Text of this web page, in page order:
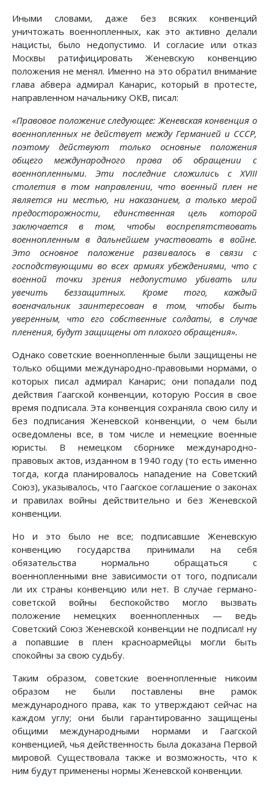
Иными словами, даже без всяких конвенций
уничтожать военнопленных, как это активно делали
нацисты, было недопустимо. И согласие или отказ
Москвы ратифицировать Женевскую конвенцию
положения не менял. Именно на это обратил внимание
глава абвера адмирал Канарис, который в протесте,
направленном начальнику ОКВ, писал:
«Правовое положение следующее: Женевская конвенция о
военнопленных не действует между Германией и СССР,
поэтому действуют только основные положения
общего международного права об обращении с
военнопленными. Эти последние сложились с XVIII
столетия в том направлении, что военный плен не
является ни местью, ни наказанием, а только мерой
предосторожности, единственная цель которой
заключается в том, чтобы воспрепятствовать
военнопленным в дальнейшем участвовать в войне.
Это основное положение развивалось в связи с
господствующими во всех армиях убеждениями, что с
военной точки зрения недопустимо убивать или
увечить беззащитных. Кроме того, каждый
военачальник заинтересован в том, чтобы быть
уверенным, что его собственные солдаты, в случае
пленения, будут защищены от плохого обращения».
Однако советские военнопленные были защищены не
только общими международно-правовыми нормами, о
которых писал адмирал Канарис; они попадали под
действия Гаагской конвенции, которую Россия в свое
время подписала. Эта конвенция сохраняла свою силу и
без подписания Женевской конвенции, о чем были
осведомлены все, в том числе и немецкие военные
юристы. В немецком сборнике международно-
правовых актов, изданном в 1940 году (то есть именно
тогда, когда планировалось нападение на Советский
Союз), указывалось, что Гаагское соглашение о законах
и правилах войны действительно и без Женевской
конвенции.
Но и это было не все; подписавшие Женевскую
конвенцию государства принимали на себя
обязательства нормально обращаться с
военнопленными вне зависимости от того, подписали
ли их страны конвенцию или нет. В случае германо-
советской войны беспокойство могло вызвать
положение немецких военнопленных — ведь
Советский Союз Женевской конвенции не подписал! ну
а попавшие в плен красноармейцы могли быть
спокойны за свою судьбу.
Таким образом, советские военнопленные никоим
образом не были поставлены вне рамок
международного права, как то утверждают сейчас на
каждом углу; они были гарантированно защищены
общими международными нормами и Гаагской
конвенцией, чья действенность была доказана Первой
мировой. Существовала также и возможность, что к
ним будут применены нормы Женевской конвенции.